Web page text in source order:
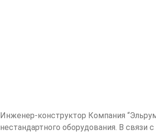
Инженер-конструктор Компания
нестандартного оборудования. В